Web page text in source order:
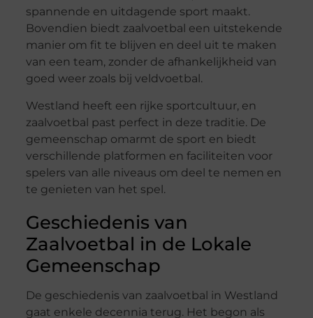
spannende en uitdagende sport maakt.
Bovendien biedt zaalvoetbal een uitstekende
manier om fit te blijven en deel uit te maken
van een team, zonder de afhankelijkheid van
goed weer zoals bij veldvoetbal.
Westland heeft een rijke sportcultuur, en
zaalvoetbal past perfect in deze traditie. De
gemeenschap omarmt de sport en biedt
verschillende platformen en faciliteiten voor
spelers van alle niveaus om deel te nemen en
te genieten van het spel.
Geschiedenis van
Zaalvoetbal in de Lokale
Gemeenschap
De geschiedenis van zaalvoetbal in Westland
gaat enkele decennia terug. Het begon als